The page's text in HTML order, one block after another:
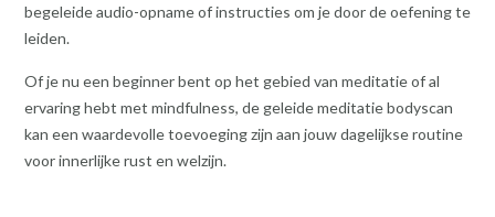
begeleide audio-opname of instructies om je door de oefening te
leiden.
Of je nu een beginner bent op het gebied van meditatie of al
ervaring hebt met mindfulness, de geleide meditatie bodyscan
kan een waardevolle toevoeging zijn aan jouw dagelijkse routine
voor innerlijke rust en welzijn.